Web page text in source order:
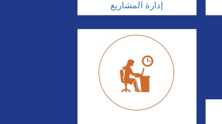
إدارة المشاريع